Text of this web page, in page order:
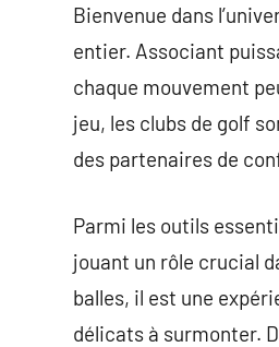
Bienvenue dans
entier. Associant
chaque mouvement
jeu, les clubs de golf
des partenaires de
Parmi les outils
jouant un rôle crucial
balles, il est une
délicats à surmonter.